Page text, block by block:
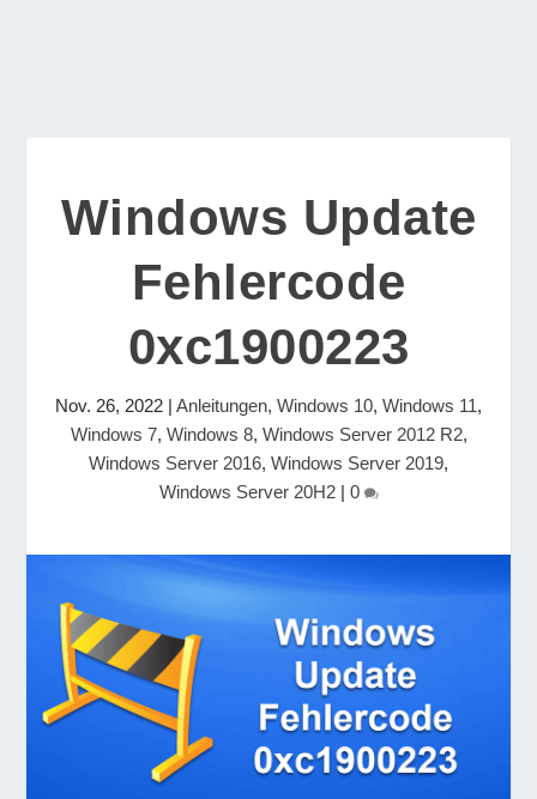
Windows Update
Fehlercode
0xc1900223
Nov. 26, 2022 | Anleitungen, Windows 10, Windows 11,
Windows 7, Windows 8, Windows Server 2012 R2,
Windows Server 2016, Windows Server 2019,
Windows Server 20H2| 0